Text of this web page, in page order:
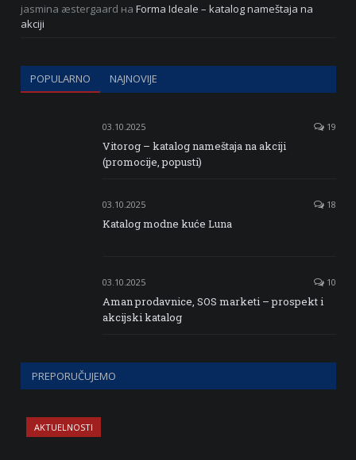
jasmina æstergaard на Forma Ideale – katalog nameštaja na
akciji
POPULARNO NAJNOVIJE
03.10.2025 19
Vitorog – katalog nameštaja na akciji
(promocije, popusti)
03.10.2025 18
Katalog modne kuće Luna
03.10.2025 10
Aman prodavnice, SOS marketi – prospekt i
akcijski katalog
PREPORUČUJEMO
AKTUELNOSTI